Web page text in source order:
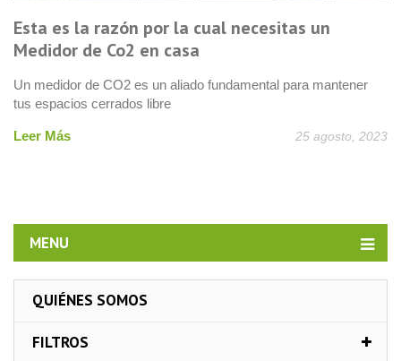
por la cual necesitas un
en casa
es un aliado fundamental para mantener
libre
¿Qué
Te compartimos
Leer Más
MENU
QUIÉNES SOMOS
FILTROS